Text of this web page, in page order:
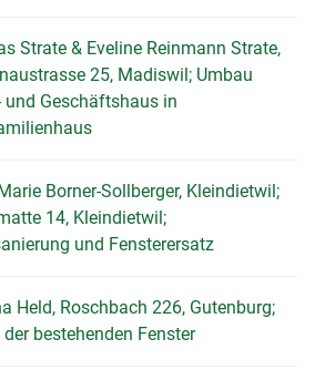
Strate & Eveline Reinmann Strate,
25, Madiswil; Umbau
und Geschäftshaus in
Borner-Sollberger, Kleindietwil;
14, Kleindietwil;
und Fensterersatz
Held, Roschbach 226, Gutenburg;
der bestehenden Fenster